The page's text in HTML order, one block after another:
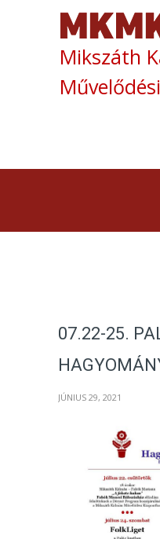
Mikszáth
07.22-25.
JÚNIUS 29, 2021